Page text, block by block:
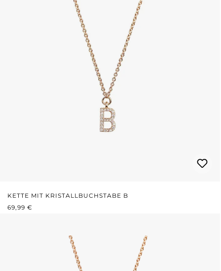
KETTE MIT KRISTALLBUCHSTABE B
REGULÄRER PREIS:
69,99 €